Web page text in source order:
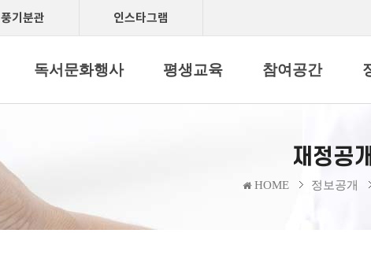
풍기분관 인스타그램
독서문화행사 평생교육 참여공간
재정공개
HOME 정보공개